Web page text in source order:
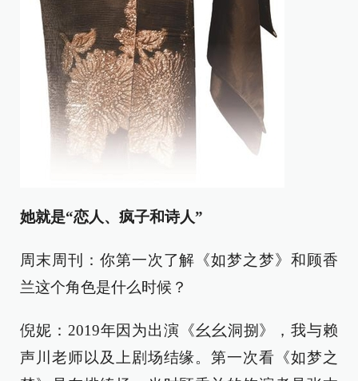
她就是“恋人、疯子和诗人”
周末周刊：你第一次了解《如梦之梦》和顾香
兰这个角色是什么时候？
倪妮：2019年因为出演《幺幺洞捌》，我与赖
声川老师以及上剧场结缘。第一次看《如梦之